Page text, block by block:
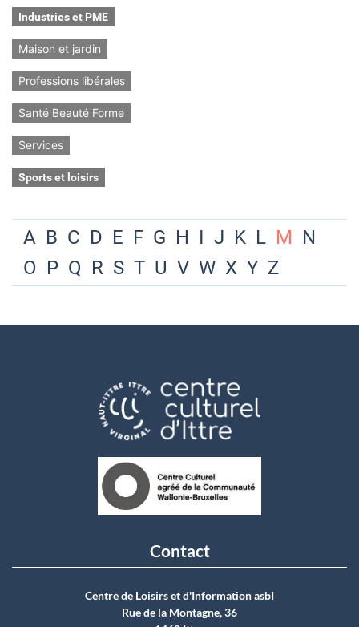
Industries et PME
Maison et jardin
Professions libérales
Santé Beauté Forme
Services
Sports et loisirs
A B C D E F G H I J K L M N
O P Q R S T U V W X Y Z
Contact
Centre de Loisirs et d'Information asbI
Rue de la Montagne, 36